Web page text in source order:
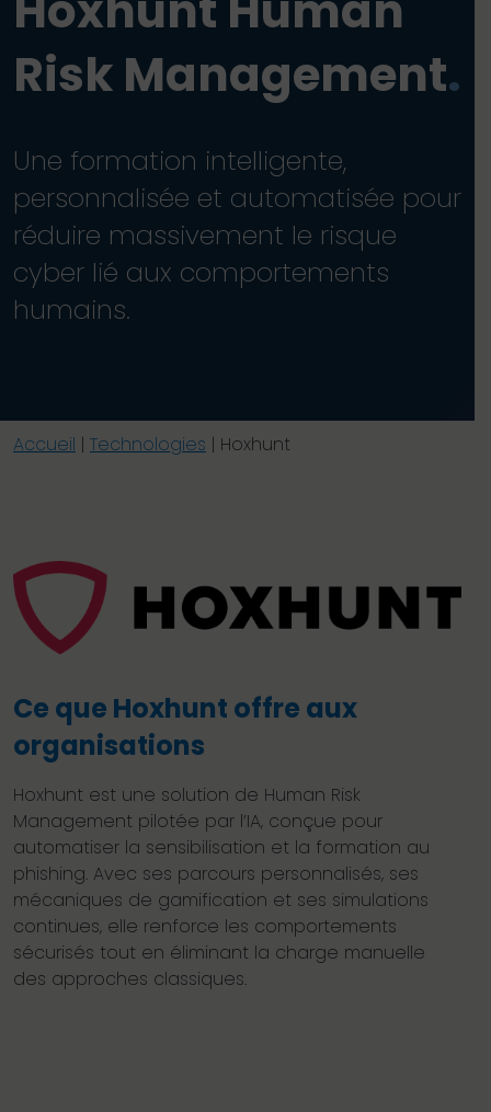
Risk Management.
Une formation intelligente,
personnalisée et automatisée pour
réduire massivement le risque
cyber lié aux comportements
humains.
Accueil | Technologies | Hoxhunt
Ce que Hoxhunt offre aux
organisations
Hoxhunt est une solution de Human Risk
Management pilotée par l’IA, conçue pour
automatiser la sensibilisation et la formation au
phishing. Avec ses parcours personnalisés, ses
mécaniques de gamification et ses simulations
continues, elle renforce les comportements
sécurisés tout en éliminant la charge manuelle
des approches classiques.